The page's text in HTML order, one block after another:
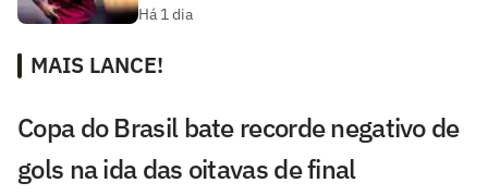
Há 1 dia
MAIS LANCE!
Copa do Brasil bate recorde negativo de
gols na ida das oitavas de final